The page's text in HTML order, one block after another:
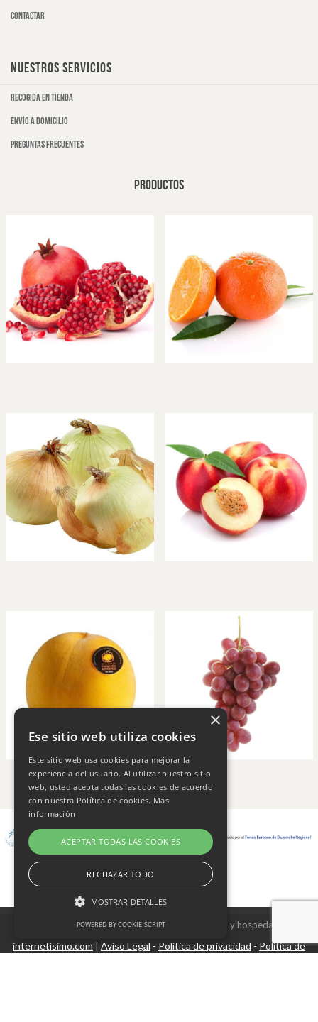
Contactar
NUESTROS SERVICIOS
Recogida en tienda
Envío a domicilio
Preguntas frecuentes
PRODUCTOS
Copyright © 2026 Frutas Champi s.l. - Diseño y hospedaje
internetísimo.com | Aviso Legal - Política de privacidad - Política de
×
Ese sitio web utiliza cookies
Este sitio web usa cookies para mejorar la
experiencia del usuario. Al utilizar nuestro sitio
web, usted acepta todas las cookies de acuerdo
con nuestra Política de cookies. Más
información
ACEPTAR TODAS LAS COOKIES
RECHAZAR TODO
MOSTRAR DETALLES
POWERED BY COOKIE-SCRIPT